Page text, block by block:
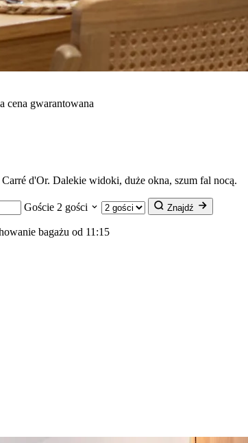
cena gwarantowana
d'Or. Dalekie widoki, duże okna, szum fal nocą.
Goście 2 gości Znajdź
bagażu od 11:15